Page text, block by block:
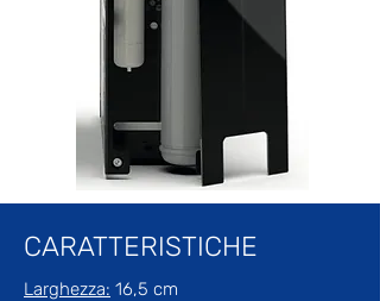
CARATTERISTICHE
Larghezza: 16,5 cm